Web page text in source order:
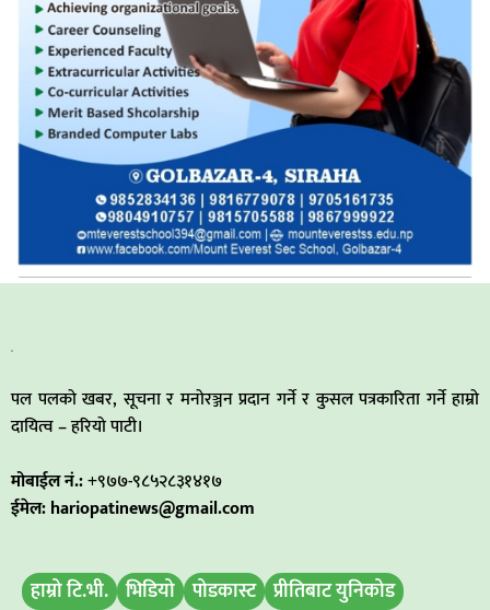
पल पलको खबर, सूचना र मनोरञ्जन प्रदान गर्ने र कुसल पत्रकारिता गर्ने हाम्रो
दायित्व – हरियो पाटी।
मोबाईल नं.:+९७७-९८५२८३१४१७
ईमेल: hariopatinews@gmail.com
हाम्रो टि.भी. भिडियो पोडकास्ट प्रीतिबाट युनिकोड